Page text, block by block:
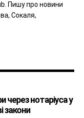
Пишу про новини
Сокаля,
через нотаріуса у
закони